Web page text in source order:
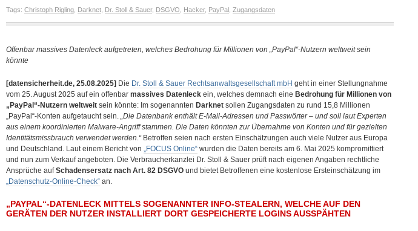
Tags: Christoph Rigling Darknet Dr. Stoll & Sauer, DSGVO Hacker, PayPal Zugangsdaten
Offenbar massives Datenleck aufgetreten, welches Bedrohung für Millionen von „PayPal“-Nutzern weltweit sein
könnte
[datensicherheit.de, 25.08.2025] Die Dr. Stoll & Sauer Rechtsanwaltsgesellschaft mbH geht in einer Stellungnahme
vom 25. August 2025 auf ein offenbar massives Datenleck ein, welches demnach eine Bedrohung für Millionen von
„PayPal“-Nutzern weltweit sein könnte: Im sogenannten Darknet sollen Zugangsdaten zu rund 15,8 Millionen
„PayPal“-Konten aufgetaucht sein. „Die Datenbank enthält E-Mail-Adressen und Passwörter – und soll laut Experten
aus einem koordinierten Malware-Angriff stammen. Die Daten könnten zur Übernahme von Konten und für gezielten
Identitätsmissbrauch verwendet werden.“Betroffen seien nach ersten Einschätzungen auch viele Nutzer aus Europa
und Deutschland. Laut einem Bericht von „FOCUS Online“ wurden die Daten bereits am 6. Mai 2025 kompromittiert
und nun zum Verkauf angeboten. Die Verbraucherkanzlei Dr. Stoll & Sauer prüft nach eigenen Angaben rechtliche
Ansprüche aufSchadensersatz nach Art. 82 DSGVO und bietet Betroffenen eine kostenlose Ersteinschätzung im
„Datenschutz-Online-Check“ an.
„PAYPAL“-DATENLECK MITTELS SOGENANNTER INFO-STEALERN, WELCHE AUF DEN
GERÄTEN DER NUTZER INSTALLIERT DORT GESPEICHERTE LOGINS AUSSPÄHTEN